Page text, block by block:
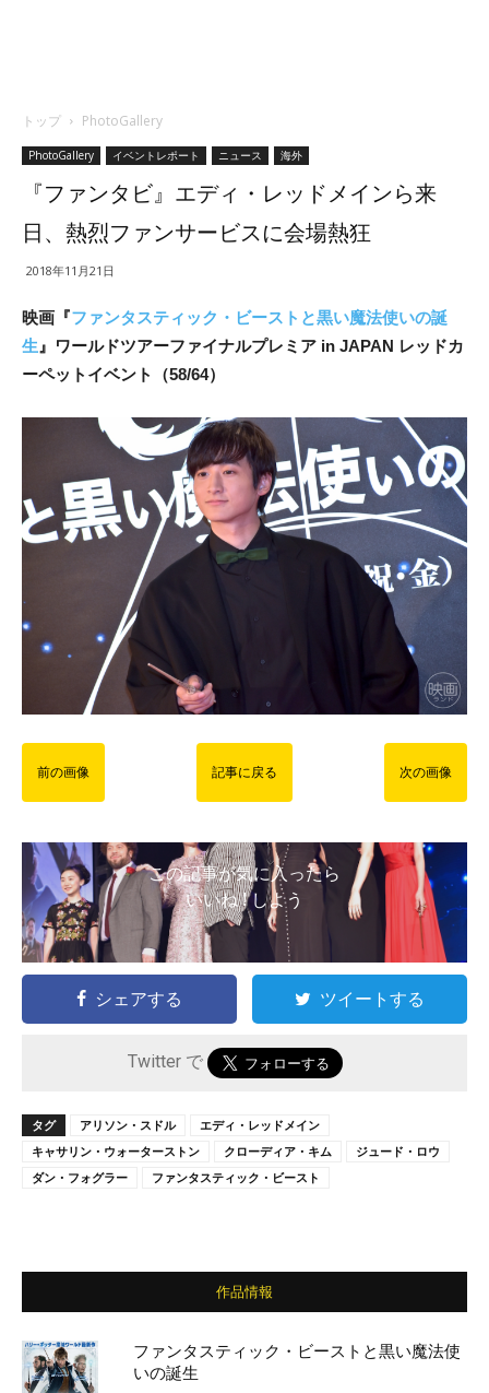
トップ PhotoGallery
PhotoGallery イベントレポート ニュース 海外
『ファンタビ』エディ・レッドメインら来
日、熱烈ファンサービスに会場熱狂
2018年11月21日
映画『ファンタスティック・ビーストと黒い魔法使いの誕
生 』ワールドツアーファイナルプレミア in JAPAN レッドカ
ーペットイベント（58/64）
前の画像 記事に戻る 次の画像
この記事が気に入ったら
いいね ! しよう
シェアする ツイートする
Twitter で
タグ アリソン・スドル
エディ・レッドメイン
キャサリン・ウォーターストン
クローディア・キム
ジュード・ロウ
ダン・フォグラー
ファンタスティック・ビースト
作品情報
ファンタスティック・ビーストと黒い魔法使
いの誕生